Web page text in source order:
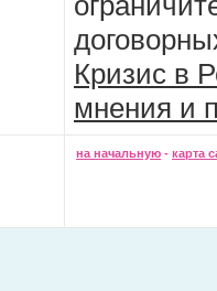
Кризис в
мнения и
на начальную - карта